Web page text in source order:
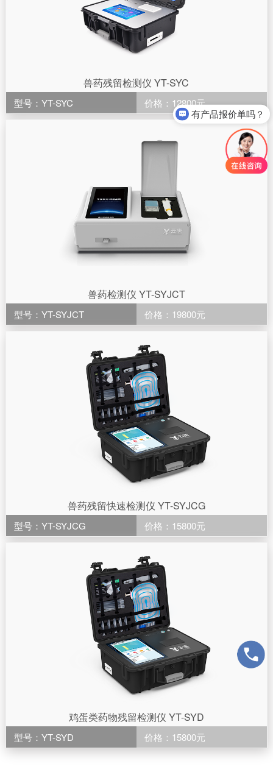
兽药残留检测仪 YT-SYC
型号：YT-SYC 价格：12800元
兽药检测仪 YT-SYJCT
型号：YT-SYJCT 价格：19800元
兽药残留快速检测仪 YT-SYJCG
型号：YT-SYJCG 价格：15800元
鸡蛋类药物残留检测仪 YT-SYD
型号：YT-SYD 价格：15800元
有产品报价单吗？